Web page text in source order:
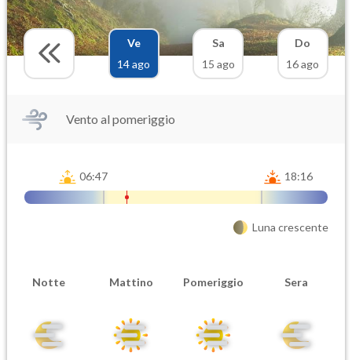
Ve
14 ago
Sa
15 ago
Do
16 ago
Vento al pomeriggio
06:47 18:16
Luna crescente
Notte Mattino Pomeriggio Sera